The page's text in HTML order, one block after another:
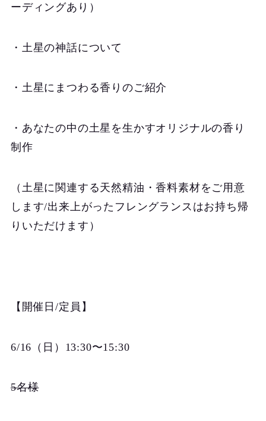
ーディングあり）
・土星の神話について
・土星にまつわる香りのご紹介
・あなたの中の土星を生かすオリジナルの香り
制作
（土星に関連する天然精油・香料素材をご用意
します/出来上がったフレングランスはお持ち帰
りいただけます）
【開催日/定員】
6/16（日）13:30〜15:30
5名様